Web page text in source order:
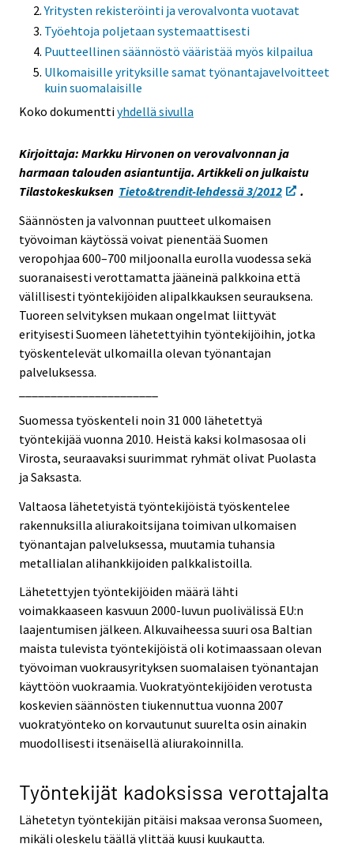
Yritysten rekisteröinti ja verovalvonta vuotavat
Työehtoja poljetaan systemaattisesti
Puutteellinen säännöstö vääristää myös kilpailua
Ulkomaisille yrityksille samat työnantajavelvoitteet
kuin suomalaisille
Koko dokumenttiyhdellä sivulla
Kirjoittaja: Markku Hirvonen on verovalvonnan ja
harmaan talouden asiantuntija. Artikkeli on julkaistu
Tilastokeskuksen Tieto&trendit-lehdessä 3/2012
.
Säännösten ja valvonnan puutteet ulkomaisen
työvoiman käytössä voivat pienentää Suomen
veropohjaa 600–700 miljoonalla eurolla vuodessa sekä
suoranaisesti verottamatta jääneinä palkkoina että
välillisesti työntekijöiden alipalkkauksen seurauksena.
Tuoreen selvityksen mukaan ongelmat liittyvät
erityisesti Suomeen lähetettyihin työntekijöihin, jotka
työskentelevät ulkomailla olevan työnantajan
palveluksessa.
Suomessa työskenteli noin 31 000 lähetettyä
työntekijää vuonna 2010. Heistä kaksi kolmasosaa oli
Virosta, seuraavaksi suurimmat ryhmät olivat Puolasta
ja Saksasta.
Valtaosa lähetetyistä työntekijöistä työskentelee
rakennuksilla aliurakoitsijana toimivan ulkomaisen
työnantajan palveluksessa, muutamia tuhansia
metallialan alihankkijoiden palkkalistoilla.
Lähetettyjen työntekijöiden määrä lähti
voimakkaaseen kasvuun 2000-luvun puolivälissä EU:n
laajentumisen jälkeen. Alkuvaiheessa suuri osa Baltian
maista tulevista työntekijöistä oli kotimaassaan olevan
työvoiman vuokrausyrityksen suomalaisen työnantajan
käyttöön vuokraamia. Vuokratyöntekijöiden verotusta
koskevien säännösten tiukennuttua vuonna 2007
vuokratyönteko on korvautunut suurelta osin ainakin
muodollisesti itsenäisellä aliurakoinnilla.
Työntekijät kadoksissa verottajalta
Lähetetyn työntekijän pitäisi maksaa veronsa Suomeen,
mikäli oleskelu täällä ylittää kuusi kuukautta.